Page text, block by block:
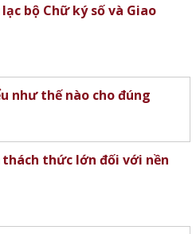
bộ Chữ ký số và Giao
như thế nào cho đúng
thức lớn đối với nền